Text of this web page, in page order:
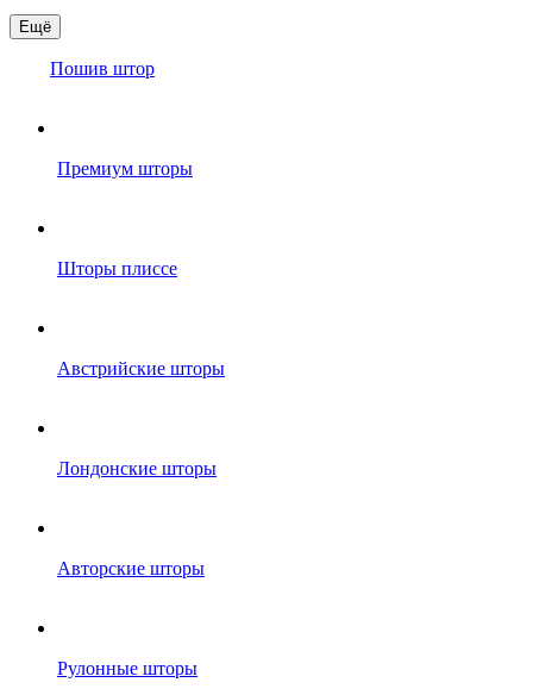
Ещё
Пошив штор
Премиум шторы
Шторы плиссе
Австрийские шторы
Лондонские шторы
Авторские шторы
Рулонные шторы